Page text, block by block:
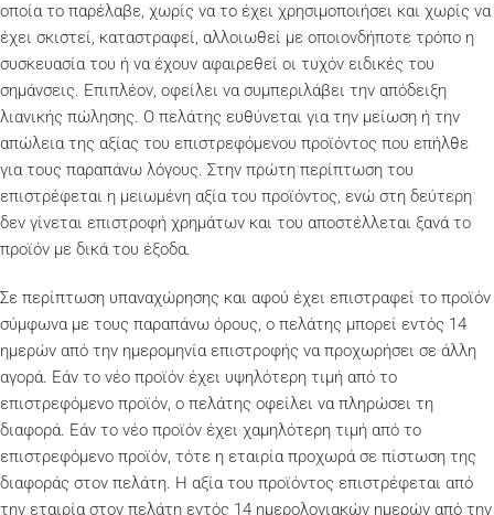
οποία το παρέλαβε, χωρίς να το έχει χρησιμοποιήσει και χωρίς να
έχει σκιστεί, καταστραφεί, αλλοιωθεί με οποιονδήποτε τρόπο η
συσκευασία του ή να έχουν αφαιρεθεί οι τυχόν ειδικές του
σημάνσεις. Επιπλέον, οφείλει να συμπεριλάβει την απόδειξη
λιανικής πώλησης. Ο πελάτης ευθύνεται για την μείωση ή την
απώλεια της αξίας του επιστρεφόμενου προϊόντος που επήλθε
για τους παραπάνω λόγους. Στην πρώτη περίπτωση του
επιστρέφεται η μειωμένη αξία του προϊόντος, ενώ στη δεύτερη
δεν γίνεται επιστροφή χρημάτων και του αποστέλλεται ξανά το
προϊόν με δικά του έξοδα.
Σε περίπτωση υπαναχώρησης και αφού έχει επιστραφεί το προϊόν
σύμφωνα με τους παραπάνω όρους, ο πελάτης μπορεί εντός 14
ημερών από την ημερομηνία επιστροφής να προχωρήσει σε άλλη
αγορά. Εάν το νέο προϊόν έχει υψηλότερη τιμή από το
επιστρεφόμενο προϊόν, ο πελάτης οφείλει να πληρώσει τη
διαφορά. Εάν το νέο προϊόν έχει χαμηλότερη τιμή από το
επιστρεφόμενο προϊόν, τότε η εταιρία προχωρά σε πίστωση της
διαφοράς στον πελάτη. Η αξία του προϊόντος επιστρέφεται από
την εταιρία στον πελάτη εντός 14 ημερολογιακών ημερών από την